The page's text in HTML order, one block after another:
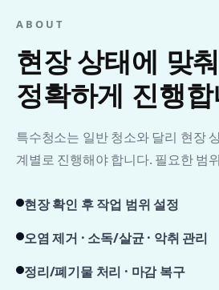
ABOUT
현장 상태에 맞춰
정확하게 진행
특수청소는 일반 청소와 달리 현장
계별로 진행해야 합니다. 필요한 범
현장 확인 후 작업 범위 설정
오염 제거 · 소독/살균 · 악취 관리
정리/폐기물 처리 · 마감 복구